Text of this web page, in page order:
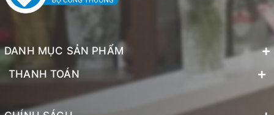
DANH MỤC SẢN PHẨM
THANH TOÁN